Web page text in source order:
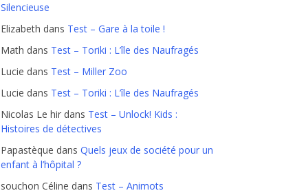
Silencieuse
Elizabeth dans Test – Gare à la toile !
Math dans Test – Toriki : L’île des Naufragés
Lucie dans Test – Miller Zoo
Lucie dans Test – Toriki : L’île des Naufragés
Nicolas Le hir dans Test – Unlock! Kids :
Histoires de détectives
Papastèque dans Quels jeux de société pour un
enfant à l’hôpital ?
souchon Céline dans Test – Animots